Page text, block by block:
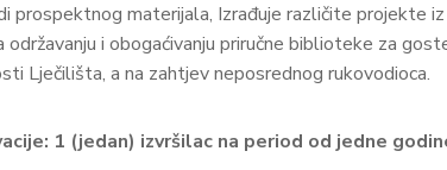
prospektnog materijala, Izrađuje različite projekte
održavanju i obogaćivanju priručne biblioteke za
Lječilišta, a na zahtjev neposrednog rukovodioca.
1 (jedan) izvršilac na period od jedne